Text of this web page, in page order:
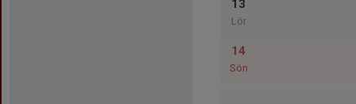
13
Lör
14
Sön